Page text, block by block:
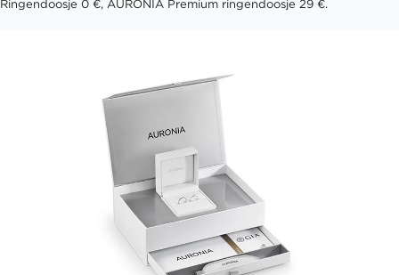
Ringendoosje 0 €, AURONIA Premium ringendoosje 29 €.